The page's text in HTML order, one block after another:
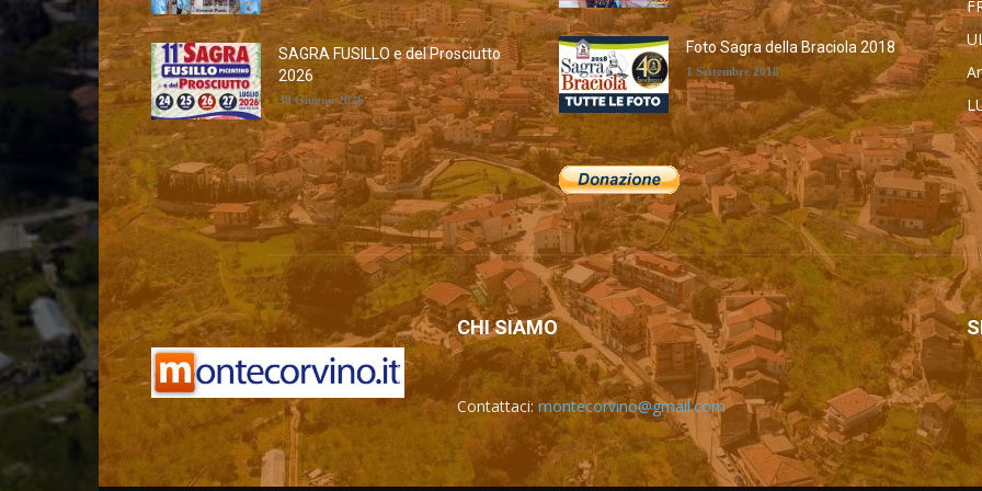
SAGRA FUSILLO e del Prosciutto
2026
30 Giugno 2026
Foto Sagra della Braciola 2018
1 Settembre 2018
CHI SIAMO
Contattaci: montecorvino@gmail.com